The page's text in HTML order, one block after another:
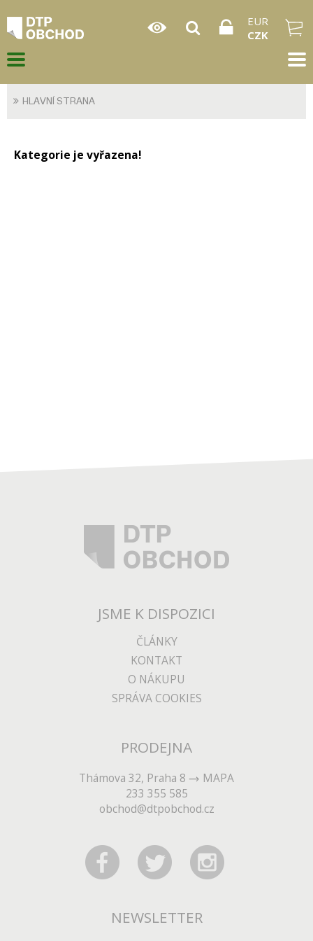
EUR
CZK
HLAVNÍ STRANA
Kategorie je vyřazena!
JSME K DISPOZICI
ČLÁNKY
KONTAKT
O NÁKUPU
SPRÁVA COOKIES
PRODEJNA
Thámova 32, Praha 8
MAPA
233 355 585
obchod@dtpobchod.cz
NEWSLETTER